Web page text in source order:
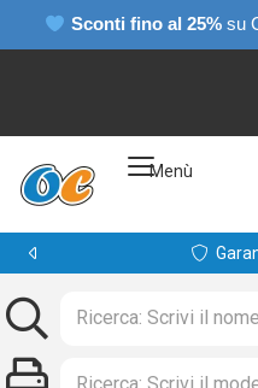
Sconti fino al 25% su
Menù